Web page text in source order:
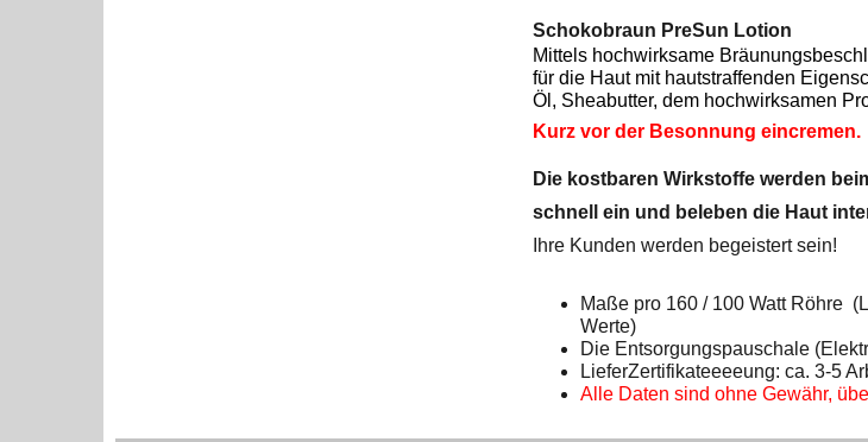
Schokobraun PreSun Lotion
Mittels hochwirksame
für die Haut mit hautstraffenden
Öl, Sheabutter, dem hochwirksamen
Kurz vor der Besonnung eincremen.
Die kostbaren Wirkstoffe werden
schnell ein und beleben die Haut
Ihre Kunden werden begeistert sein!
Maße pro 160 / 100 Watt Röhre
Werte)
Die Entsorgungspauschale
LieferZertifikateeeeung: ca. 3-5
Alle Daten sind ohne Gewähr,